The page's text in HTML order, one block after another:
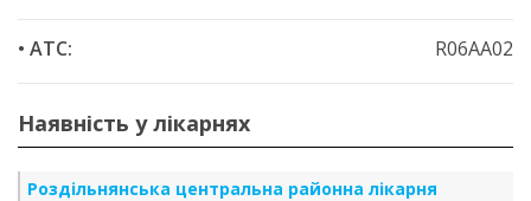
• ATC: R06AA02
Наявність у лікарнях
Роздільнянська центральна районна лікарня